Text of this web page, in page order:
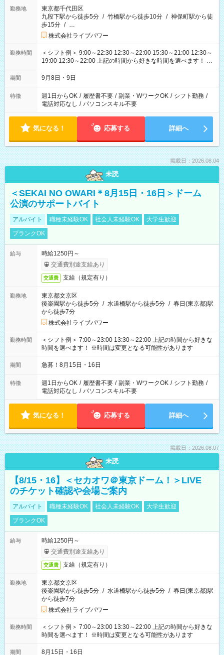
勤務地
東京都千代田区
九段下駅から徒歩5分 / 竹橋駅から徒歩10分 / 神保町駅から徒
歩15分 / …
株式会社ライブパワー
勤務時間
＜シフト例＞ 9:00～22:30 12:30～22:00 15:30～21:00 12:30～
19:00 12:30～22:00 上記の時間から好きな時間を選べます！ ※
時間は変更となる可能性があります
期間 9月8日・9日
特徴 週1日からOK / 履歴書不要 / 副業・WワークOK / シフト勤務 /
電話対応なし / パソコンスキル不要
気になる！ 応募する 詳細へ
掲載日：2026.08.04
未読
＜SEKAI NO OWARI＊8月15日・16日＞ドーム
公演のサポートバイト
アルバイト 職種未経験OK 社会人未経験OK
大学生歓迎
ブランクOK
給与
時給1250円～
交通費別途支給あり
交通費 支給（規定有り）
勤務地
東京都文京区
後楽園駅から徒歩5分 / 水道橋駅から徒歩5分 / 春日(東京都)駅
から徒歩7分
株式会社ライブパワー
勤務時間
＜シフト例＞ 7:00～23:00 13:30～22:00 上記の時間から好きな
時間を選べます！ ※時間は変更となる可能性があります
期間 急募！8月15日・16日
特徴 週1日からOK / 履歴書不要 / 副業・WワークOK / シフト勤務 /
電話対応なし / パソコンスキル不要
気になる！ 応募する 詳細へ
掲載日：2026.08.07
未読
【8/15・16】＜セカオワ＠東京ドーム！＞LIVE
のチケット確認や会場ご案内
アルバイト 職種未経験OK 社会人未経験OK
大学生歓迎
ブランクOK
給与
時給1250円～
交通費別途支給あり
交通費 支給（規定有り）
勤務地
東京都文京区
後楽園駅から徒歩5分 / 水道橋駅から徒歩5分 / 春日(東京都)駅
から徒歩7分
株式会社ライブパワー
勤務時間
＜シフト例＞ 7:00～23:00 13:30～22:00 上記の時間から好きな
時間を選べます！ ※時間は変更となる可能性があります
期間 8月15日・16日